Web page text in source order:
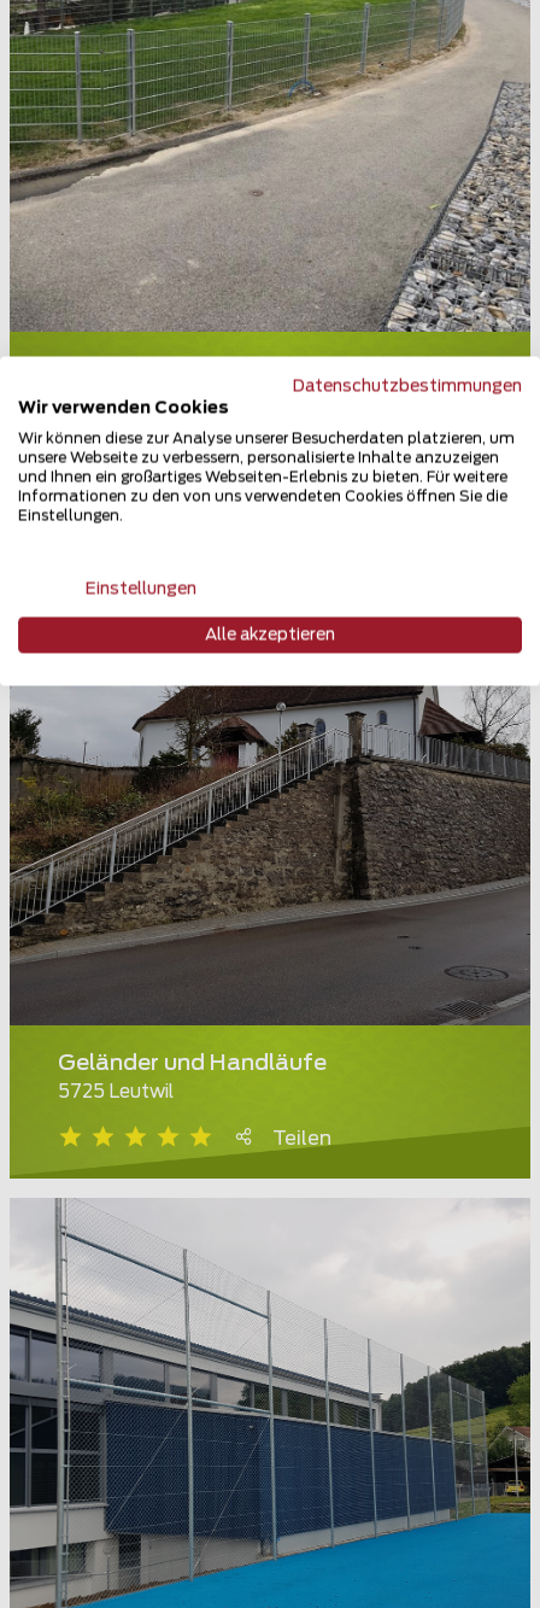
3942 Niedergesteln
Teilen
Geländer und Handläufe
5725 Leutwil
Teilen
Datenschutzbestimmungen
Wir verwenden Cookies
Wir können diese zur Analyse unserer Besucherdaten platzieren, um
unsere Webseite zu verbessern, personalisierte Inhalte anzuzeigen
und Ihnen ein großartiges Webseiten-Erlebnis zu bieten. Für weitere
Informationen zu den von uns verwendeten Cookies öffnen Sie die
Einstellungen.
Einstellungen
Alle akzeptieren